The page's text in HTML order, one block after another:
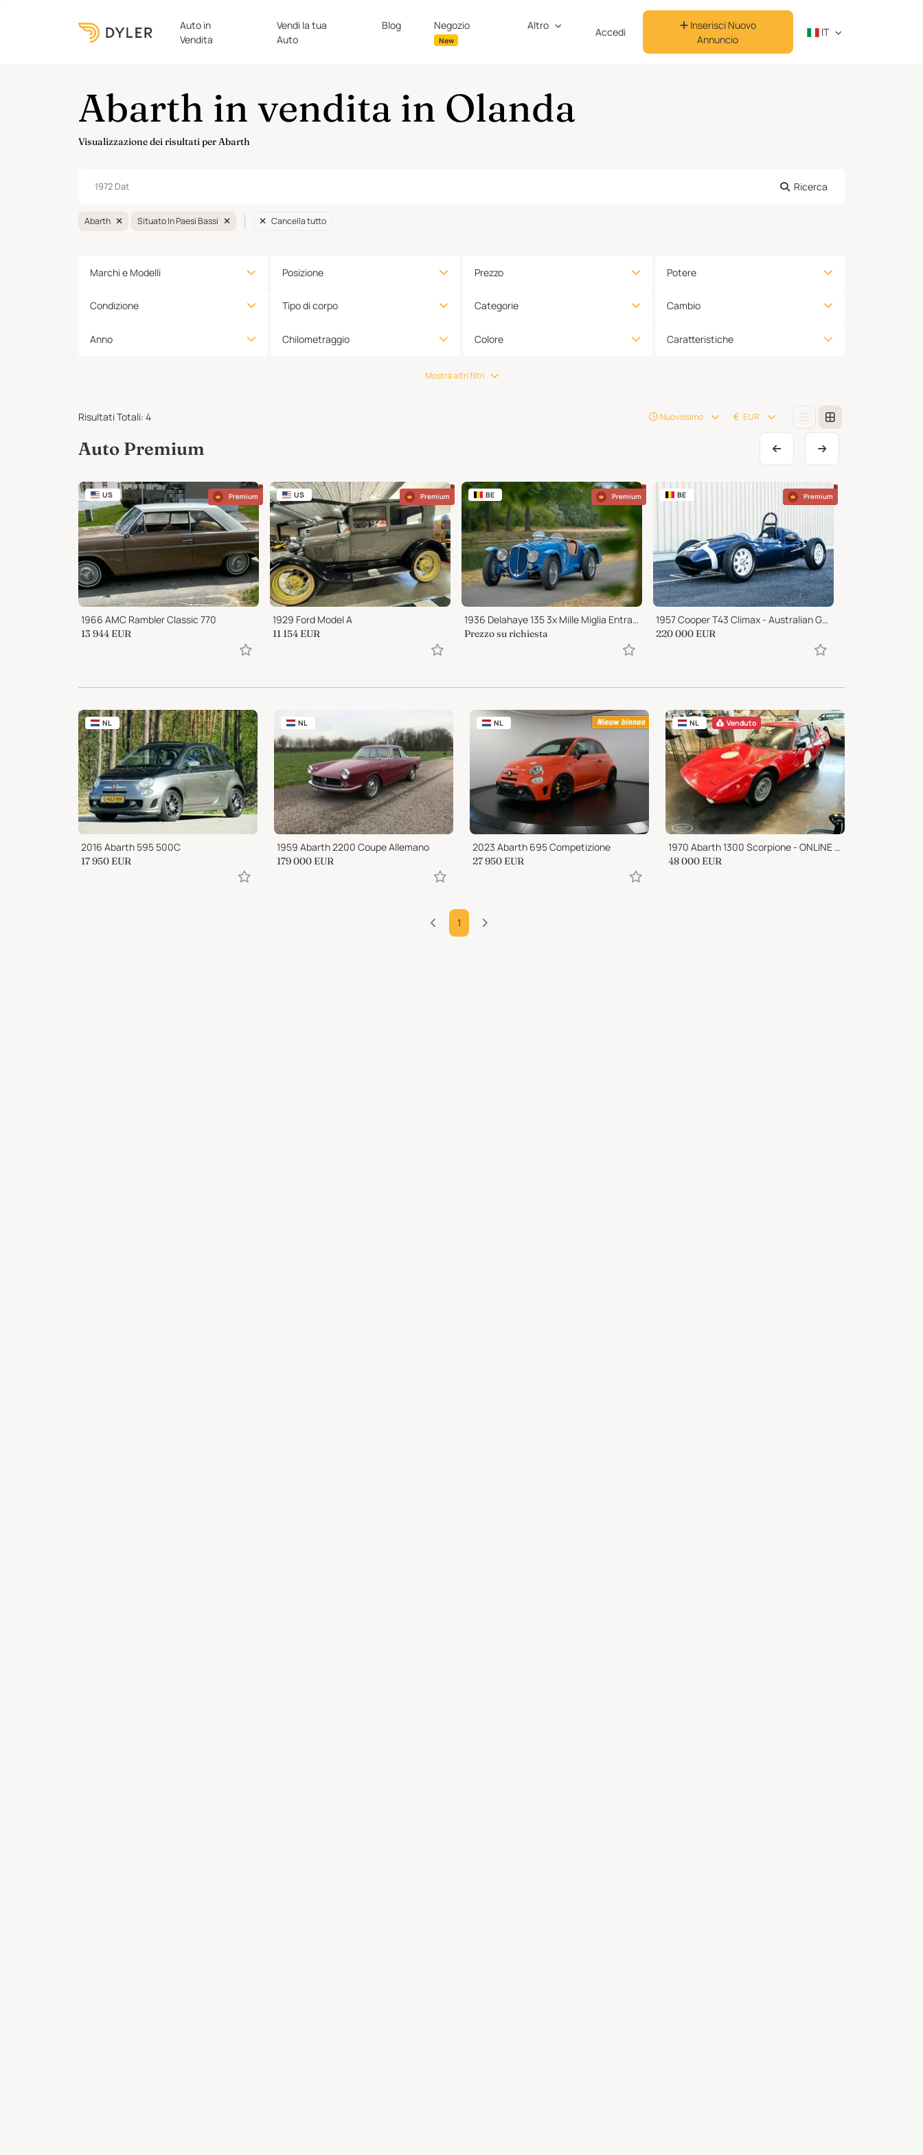
Auto in
Vendita
Vendi la tua
Auto
Blog Negozio
New
Altro
Accedi
Inserisci Nuovo
Annuncio
IT
Abarth in vendita in Olanda
Visualizzazione dei risultati per Abarth
Ricerca
Abarth Situato In Paesi Bassi Cancella tutto
Marchi e Modelli
Condizione
Anno
Posizione
Tipo di corpo
Chilometraggio
Prezzo
Categorie
Colore
Potere
Cambio
Caratteristiche
Mostra altri filtri
Risultati Totali: 4 Nuovissimo EUR
Auto Premium
US Premium
1966 AMC Rambler Classic 770
13 944 EUR
US Premium
1929 Ford Model A
11 154 EUR
BE Premium
1936 Delahaye 135 3x Mille Miglia Entrant and other rallies
Prezzo su richiesta
BE Premium
1957 Cooper T43 Climax - Australian Gold Star Winner
220 000 EUR
NL
2016 Abarth 595 500C
17 950 EUR
NL
1959 Abarth 2200 Coupe Allemano
179 000 EUR
NL
2023 Abarth 695 Competizione
27 950 EUR
NL Venduto
1970 Abarth 1300 Scorpione - ONLINE AUCTION
48 000 EUR
1